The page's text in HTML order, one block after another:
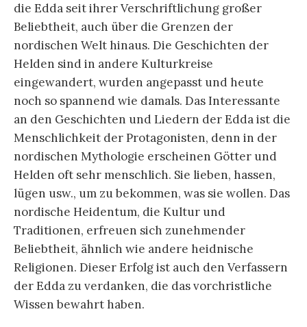
die Edda seit ihrer Verschriftlichung großer
Beliebtheit, auch über die Grenzen der
nordischen Welt hinaus. Die Geschichten der
Helden sind in andere Kulturkreise
eingewandert, wurden angepasst und heute
noch so spannend wie damals. Das Interessante
an den Geschichten und Liedern der Edda ist die
Menschlichkeit der Protagonisten, denn in der
nordischen Mythologie erscheinen Götter und
Helden oft sehr menschlich. Sie lieben, hassen,
lügen usw., um zu bekommen, was sie wollen. Das
nordische Heidentum, die Kultur und
Traditionen, erfreuen sich zunehmender
Beliebtheit, ähnlich wie andere heidnische
Religionen. Dieser Erfolg ist auch den Verfassern
der Edda zu verdanken, die das vorchristliche
Wissen bewahrt haben.